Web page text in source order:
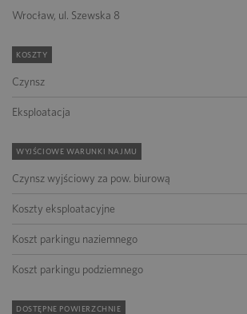
Wrocław, ul. Szewska 8
KOSZTY
Czynsz
Eksploatacja
WYJŚCIOWE WARUNKI NAJMU
Czynsz wyjściowy za pow. biurową
Koszty eksploatacyjne
Koszt parkingu naziemnego
Koszt parkingu podziemnego
DOSTĘPNE POWIERZCHNIE